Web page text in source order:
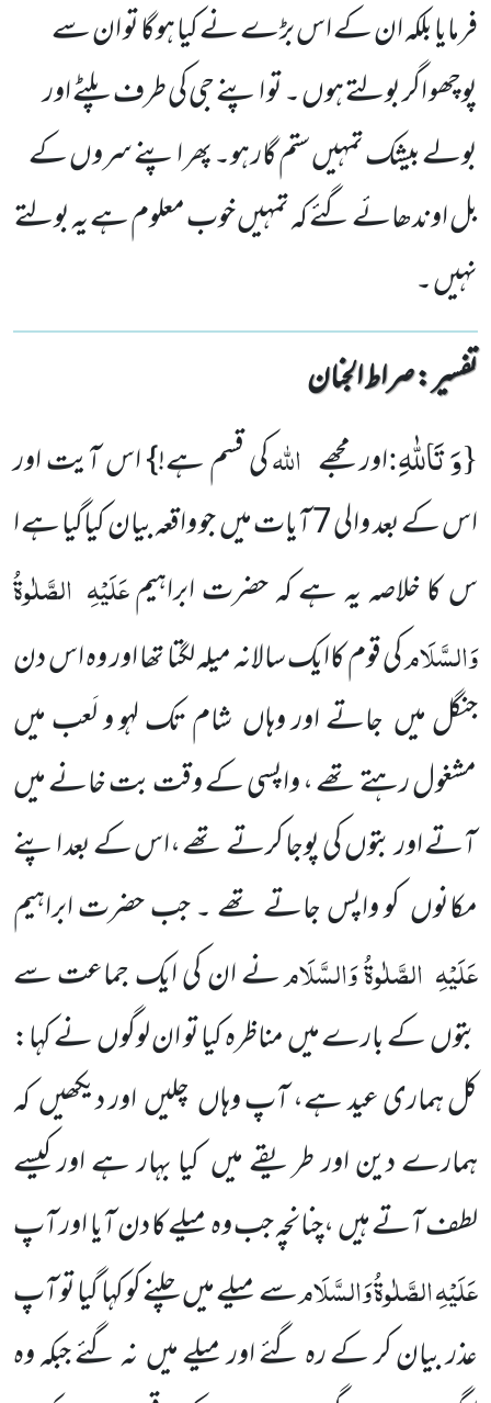
فرمایا بلکہ ان کے اس بڑے نے کیا ہوگا تو ان سے
پوچھو اگر بولتے ہوں ۔ تو اپنے جی کی طرف پلٹے اور
بولے بیشک تمہیں ستم گار ہو۔ پھر اپنے سروں کے
بل اوندھائے گئے کہ تمہیں خوب معلوم ہے یہ بولتے
نہیں ۔
تفسیر : ‎صراط الجنان
{وَ تَاللّٰهِ:اور مجھے اللہکی قسم ہے!} اس آیت اور
اس کے بعد والی 7 آیات میں جو واقعہ بیان کیاگیا ہے ا
س کا خلاصہ یہ ہے کہ حضرت ابراہیمعَلَیْہِ الصَّلٰوۃُ
وَالسَّلَامکی قوم کاایک سالانہ میلہ لگتا تھا اور وہ اس دن
جنگل میں جاتے اور وہاں شام تک لہو و لَعب میں
مشغول رہتے تھے ، واپسی کے وقت بت خانے میں
آتے اور بتوں کی پوجا کرتے تھے ،اس کے بعد اپنے
مکانوں کو واپس جاتے تھے ۔ جب حضرت ابراہیم
عَلَیْہِ الصَّلٰوۃُ وَالسَّلَامنے ان کی ایک جماعت سے
بتوں کے بارے میں مناظرہ کیا تو ان لوگوں نے کہا:
کل ہماری عید ہے، آپ وہاں چلیں اور دیکھیں کہ
ہمارے دین اور طریقے میں کیا بہار ہے اور کیسے
لطف آتے ہیں ،چنانچہ جب وہ میلے کا دن آیا اور آپ
عَلَیْہِالصَّلٰوۃُ وَالسَّلَامسے میلے میں چلنے کو کہا گیا تو آپ
عذر بیان کر کے رہ گئے اور میلے میں نہ گئے جبکہ وہ